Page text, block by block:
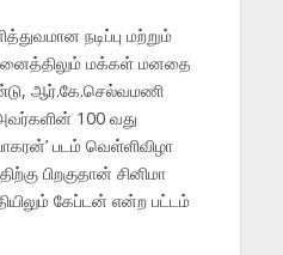
நடிப்பு மற்றும்
மக்கள் மனதை
ஆர்.கே.செல்வமணி
100 வது
படம் வெள்ளிவிழா
பிறகுதான் சினிமா
கேப்டன் என்ற பட்டம்